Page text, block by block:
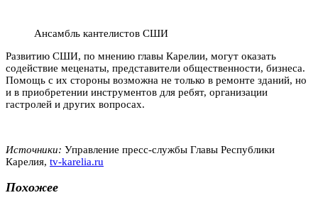
Ансамбль кантелистов СШИ
Развитию СШИ, по мнению главы Карелии, могут оказать
содействие меценаты, представители общественности, бизнеса.
Помощь с их стороны возможна не только в ремонте зданий, но
и в приобретении инструментов для ребят, организации
гастролей и других вопросах.
Источники: Управление пресс-службы Главы Республики
Карелия, tv-karelia.ru
Похожее